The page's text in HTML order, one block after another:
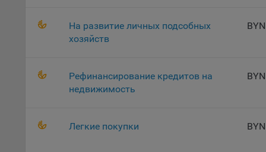
На
На развитие личных подсобных
хозяйств
BYN
Рефинансирование кредитов на
недвижимость
BYN
Легкие покупки BYN